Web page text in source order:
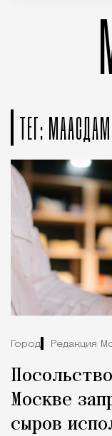
ТЕГ: МААСДАМ
Город Редакция
Москве
сыров